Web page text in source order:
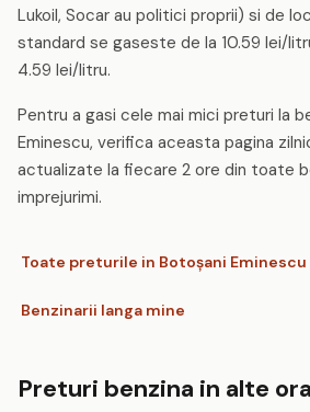
Lukoil, Socar au politici proprii) si de
standard se gaseste de la 10.59 lei/
4.59 lei/litru.
Pentru a gasi cele mai mici preturi la
Eminescu, verifica aceasta pagina
actualizate la fiecare 2 ore din toate
imprejurimi.
Toate preturile in Botoşani Eminescu
Benzinarii langa mine
Preturi benzina in alte